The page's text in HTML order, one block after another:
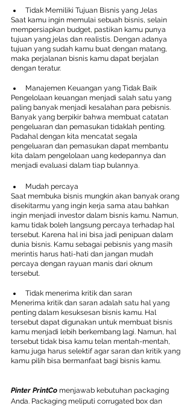
Tidak Memiliki Tujuan Bisnis yang Jelas
Saat kamu ingin memulai sebuah bisnis, selain
mempersiapkan budget, pastikan kamu punya
tujuan yang jelas dan realistis. Dengan adanya
tujuan yang sudah kamu buat dengan matang,
maka perjalanan bisnis kamu dapat berjalan
dengan teratur.
Manajemen Keuangan yang Tidak Baik
Pengelolaan keuangan menjadi salah satu yang
paling banyak menjadi kesalahan para pebisnis.
Banyak yang berpikir bahwa membuat catatan
pengeluaran dan pemasukan tidaklah penting.
Padahal dengan kita mencatat segala
pengeluaran dan pemasukan dapat membantu
kita dalam pengelolaan uang kedepannya dan
menjadi evaluasi dalam tiap bulannya.
Mudah percaya
Saat membuka bisnis mungkin akan banyak orang
disekitarmu yang ingin kerja sama atau bahkan
ingin menjadi investor dalam bisnis kamu. Namun,
kamu tidak boleh langsung percaya terhadap hal
tersebut. Karena hal ini bisa jadi penipuan dalam
dunia bisnis. Kamu sebagai pebisnis yang masih
merintis harus hati-hati dan jangan mudah
percaya dengan rayuan manis dari oknum
tersebut.
Tidak menerima kritik dan saran
Menerima kritik dan saran adalah satu hal yang
penting dalam kesuksesan bisnis kamu. Hal
tersebut dapat digunakan untuk membuat bisnis
kamu menjadi lebih berkembang lagi. Namun, hal
tersebut tidak bisa kamu telan mentah-mentah,
kamu juga harus selektif agar saran dan kritik yang
kamu pilih bisa bermanfaat bagi bisnis kamu.
Pinter PrintCo menjawab kebutuhan packaging
Anda. Packaging meliputi corrugated box dan